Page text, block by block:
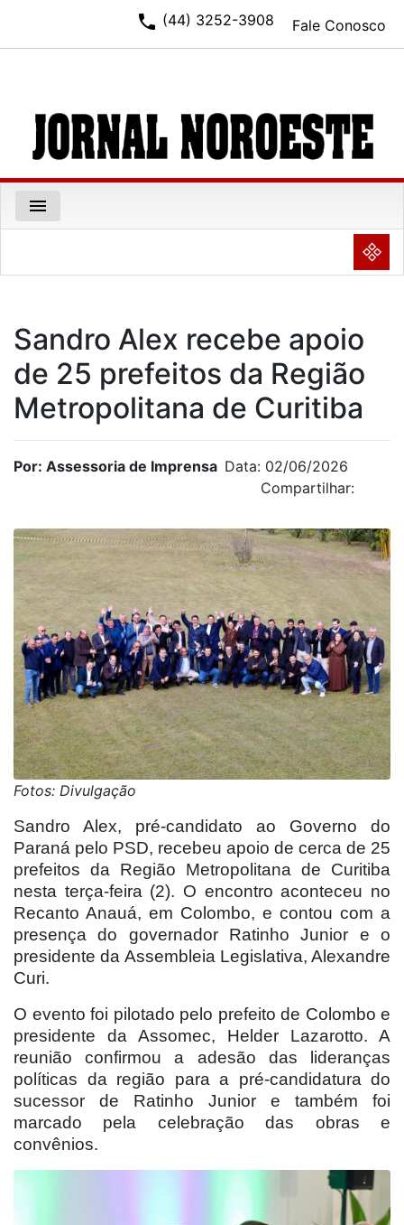
Fale Conosco
phone (44) 3252-3908
menu
NULL
Sandro Alex recebe apoio
de 25 prefeitos da Região
Metropolitana de Curitiba
Por: Assessoria de Imprensa Data: 02/06/2026
Compartilhar:
Fotos: Divulgação
Sandro Alex, pré-candidato ao Governo do
Paraná pelo PSD, recebeu apoio de cerca de 25
prefeitos da Região Metropolitana de Curitiba
nesta terça-feira (2). O encontro aconteceu no
Recanto Anauá, em Colombo, e contou com a
presença do governador Ratinho Junior e o
presidente da Assembleia Legislativa, Alexandre
Curi.
O evento foi pilotado pelo prefeito de Colombo e
presidente da Assomec, Helder Lazarotto. A
reunião confirmou a adesão das lideranças
políticas da região para a pré-candidatura do
sucessor de Ratinho Junior e também foi
marcado pela celebração das obras e
convênios.